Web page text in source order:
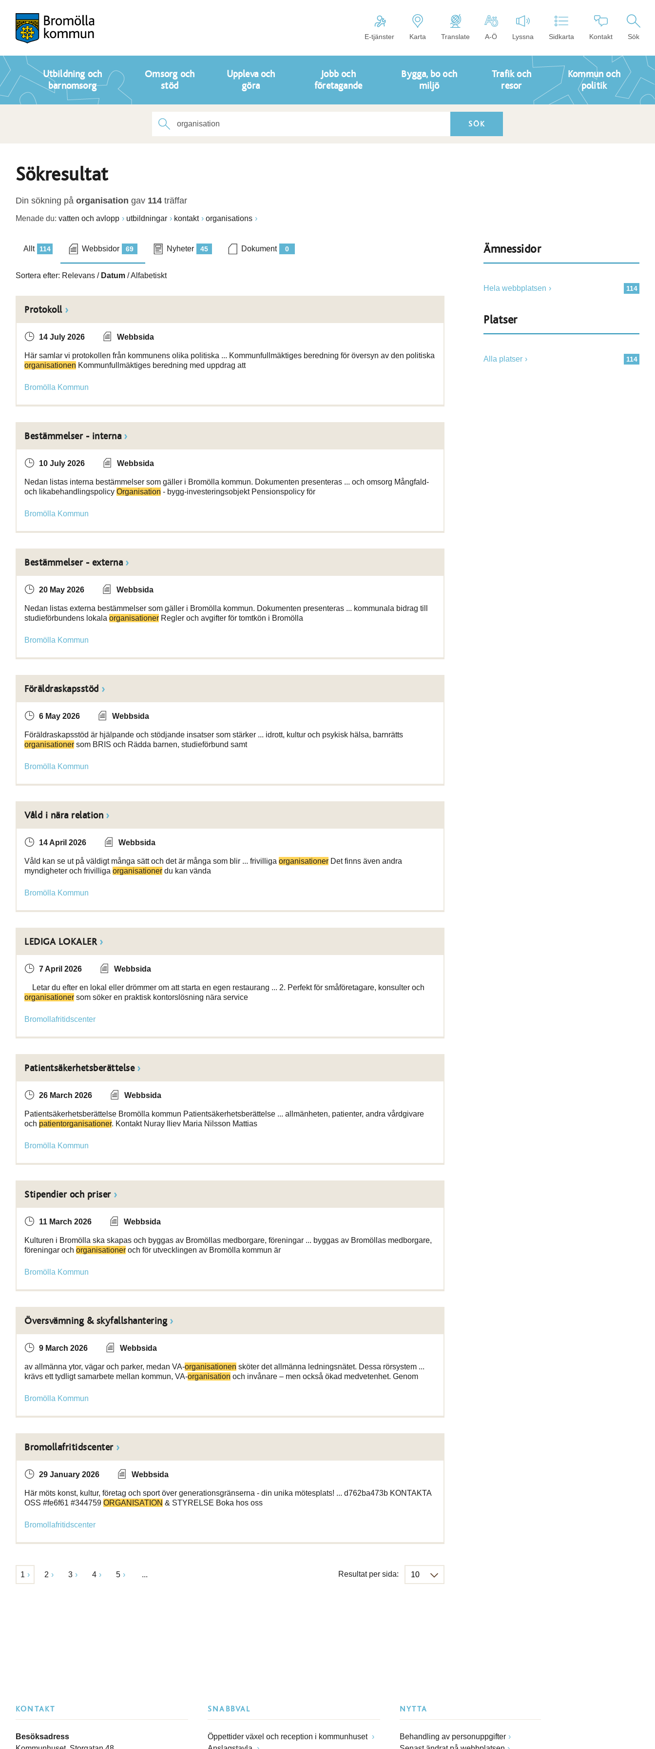
E-tjänster Karta Translate A-Ö Lyssna Sidkarta Kontakt Sök
Utbildning och
barnomsorg
Omsorg och
stöd
Uppleva och
göra
Jobb och
företagande
Bygga, bo och
miljö
Trafik och
resor
Kommun och
politik
Sökresultat
Din sökning på organisation gav 114 träffar
Menade du: vatten och avlopp utbildningar kontakt organisations
114
Allt 69
Webbsidor 45
Nyheter 0
Dokument
Sortera efter: Relevans / Datum /Alfabetiskt
Protokoll
14 July 2026 Webbsida
Här samlar vi protokollen från kommunens olika politiska ... Kommunfullmäktiges beredning för översyn av den politiska
organisationen Kommunfullmäktiges beredning med uppdrag att
Bromölla Kommun
Bestämmelser - interna
10 July 2026 Webbsida
Nedan listas interna bestämmelser som gäller i Bromölla kommun. Dokumenten presenteras ... och omsorg Mångfald-
och likabehandlingspolicy Organisation - bygg-investeringsobjekt Pensionspolicy för
Bromölla Kommun
Bestämmelser - externa
20 May 2026 Webbsida
Nedan listas externa bestämmelser som gäller i Bromölla kommun. Dokumenten presenteras ... kommunala bidrag till
studieförbundens lokala organisationer Regler och avgifter för tomtkön i Bromölla
Bromölla Kommun
Föräldraskapsstöd
6 May 2026 Webbsida
Föräldraskapsstöd är hjälpande och stödjande insatser som stärker ... idrott, kultur och psykisk hälsa, barnrätts­
organisationer som BRIS och Rädda barnen, studieförbund samt
Bromölla Kommun
Våld i nära relation
14 April 2026 Webbsida
Våld kan se ut på väldigt många sätt och det är många som blir ... frivilliga organisationer Det finns även andra
myndigheter och frivilliga organisationer du kan vända
Bromölla Kommun
LEDIGA LOKALER
7 April 2026 Webbsida
Letar du efter en lokal eller drömmer om att starta en egen restaurang ... 2. Perfekt för småföretagare, konsulter och
organisationer som söker en praktisk kontorslösning nära service
Bromollafritidscenter
Patientsäkerhetsberättelse
26 March 2026 Webbsida
Patientsäkerhetsberättelse Bromölla kommun Patientsäkerhetsberättelse ... allmänheten, patienter, andra vårdgivare
och patientorganisationer. Kontakt Nuray Iliev Maria Nilsson Mattias
Bromölla Kommun
Stipendier och priser
11 March 2026 Webbsida
Kulturen i Bromölla ska skapas och byggas av Bromöllas medborgare, föreningar ... byggas av Bromöllas medborgare,
föreningar och organisationer och för utvecklingen av Bromölla kommun är
Bromölla Kommun
Översvämning & skyfallshantering
9 March 2026 Webbsida
av allmänna ytor, vägar och parker, medan VA-organisationen sköter det allmänna ledningsnätet. Dessa rörsystem ...
krävs ett tydligt samarbete mellan kommun, VA-organisation och invånare – men också ökad medvetenhet. Genom
Bromölla Kommun
Bromollafritidscenter
29 January 2026 Webbsida
Här möts konst, kultur, företag och sport över generationsgränserna - din unika mötesplats! ... d762ba473b KONTAKTA
OSS #fe6f61 #344759 ORGANISATION & STYRELSE Boka hos oss
Bromollafritidscenter
1 2 3 4 5 ... Resultat per sida:
Ämnessidor
114
Hela webbplatsen
Platser
114
Alla platser
KONTAKT
Besöksadress
SNABBVAL
Öppettider växel och reception i kommunhuset
NYTTA
Behandling av personuppgifter